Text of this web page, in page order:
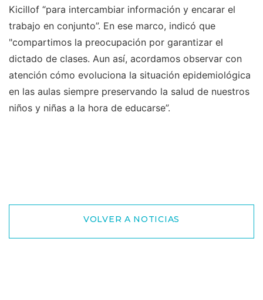
Kicillof “para intercambiar información y encarar el
trabajo en conjunto”. En ese marco, indicó que
"compartimos la preocupación por garantizar el
dictado de clases. Aun así, acordamos observar con
atención cómo evoluciona la situación epidemiológica
en las aulas siempre preservando la salud de nuestros
niños y niñas a la hora de educarse”.
VOLVER A NOTICIAS